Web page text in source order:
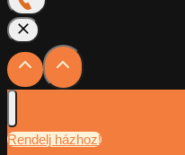
Rendelj házhoz!